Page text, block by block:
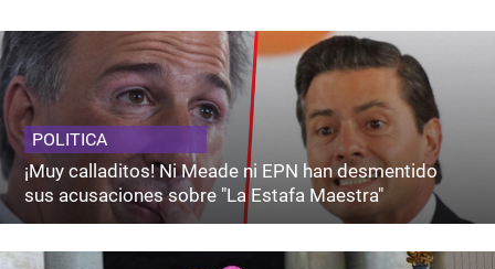
POLITICA
¡Muy calladitos! Ni Meade ni EPN han desmentido
sus acusaciones sobre "La Estafa Maestra"